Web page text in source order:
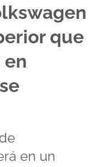
que
en
en un